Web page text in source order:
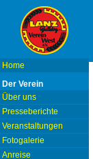
Home
Der Verein
Über uns
Presseberichte
Veranstaltungen
Fotogalerie
Anreise